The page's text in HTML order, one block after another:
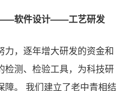
软件设计——工艺研发
力，逐年增大研发的资金和
检测、检验工具，为科技研
障。 我们建立了老中青相结